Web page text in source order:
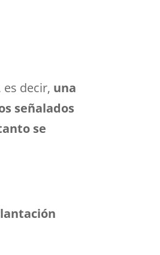
decir, una
señalados
se